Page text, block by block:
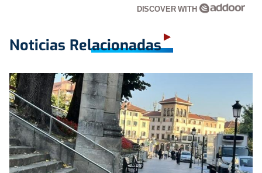
DISCOVER WITH
Noticias Relacionadas